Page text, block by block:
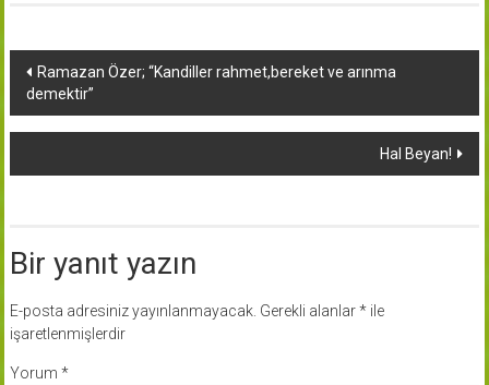
Yazı
dolaşımı
Ramazan Özer; “Kandiller rahmet,bereket ve arınma
demektir”
Hal Beyan!
Bir yanıt yazın
E-posta adresiniz yayınlanmayacak. Gerekli alanlar*ile
işaretlenmişlerdir
Yorum *